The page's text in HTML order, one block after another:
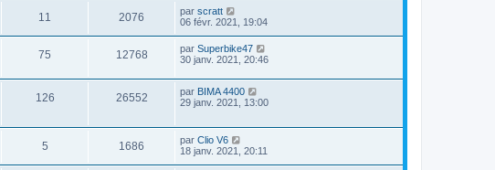
11 2076 par scratt
06 févr. 2021, 19:04
75 12768 par Superbike47
30 janv. 2021, 20:46
126 26552 par BIMA 4400
29 janv. 2021, 13:00
5 1686 par Clio V6
18 janv. 2021, 20:11